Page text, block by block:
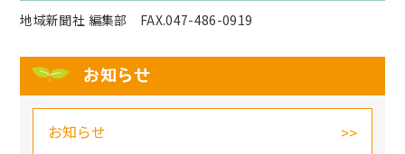
地域新聞社 編集部 FAX.047-486-0919
お知らせ
お知らせ